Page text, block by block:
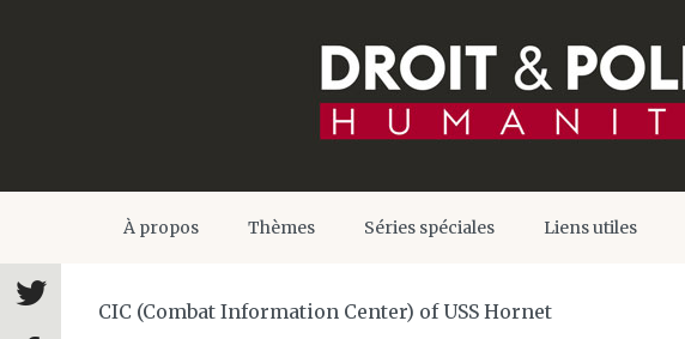
À propos Thèmes Séries spéciales Liens utiles
CIC (Combat Information Center) of USS Hornet